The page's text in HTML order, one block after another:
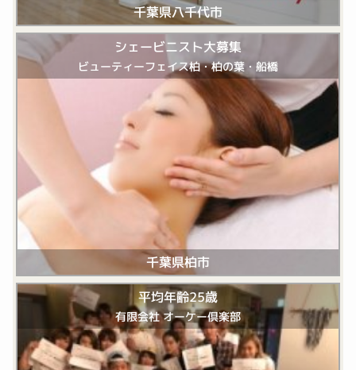
千葉県八千代市
シェービニスト大募集
ビューティーフェイス柏・柏の葉・船橋
千葉県柏市
平均年齢25歳
有限会社 オーケー倶楽部